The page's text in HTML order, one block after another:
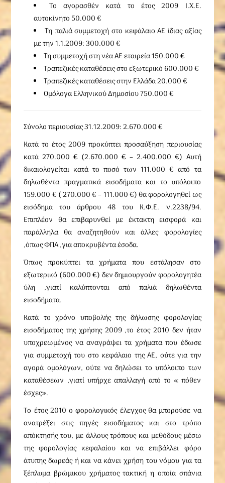
Το αγορασθέν κατά το έτος 2009 Ι.Χ.Ε.
αυτοκίνητο 50.000 €
Τη παλιά συμμετοχή στο κεφάλαιο ΑΕ ίδιας αξίας
με την 1.1.2009: 300.000 €
Τη συμμετοχή στη νέα ΑΕ εταιρεία 150.000 €
Τραπεζικές καταθέσεις στο εξωτερικό 600.000 €
Τραπεζικές καταθέσεις στην Ελλάδα 20.000 €
Ομόλογα Ελληνικού Δημοσίου 750.000 €
Σύνολο περιουσίας 31.12.2009: 2.670.000 €
Κατά το έτος 2009 προκύπτει προσαύξηση περιουσίας
κατά 270.000 € (2.670.000 € – 2.400.000 €) Αυτή
δικαιολογείται κατά το ποσό των 111.000 € από τα
δηλωθέντα πραγματικά εισοδήματα και το υπόλοιπο
159.000 € ( 270.000 € – 111.000 €) θα φορολογηθεί ως
εισόδημα του άρθρου 48 του Κ.Φ.Ε. ν.2238/94.
Επιπλέον θα επιβαρυνθεί με έκτακτη εισφορά και
παράλληλα θα αναζητηθούν και άλλες φορολογίες
,όπως ΦΠΑ ,για αποκρυβέντα έσοδα.
Όπως προκύπτει τα χρήματα που εστάλησαν στο
εξωτερικό (600.000 €) δεν δημιουργούν φορολογητέα
ύλη ,γιατί καλύπτονται από παλιά δηλωθέντα
εισοδήματα.
Κατά το χρόνο υποβολής της δήλωσης φορολογίας
εισοδήματος της χρήσης 2009 ,το έτος 2010 δεν ήταν
υποχρεωμένος να αναγράψει τα χρήματα που έδωσε
για συμμετοχή του στο κεφάλαιο της ΑΕ, ούτε για την
αγορά ομολόγων, ούτε να δηλώσει το υπόλοιπο των
καταθέσεων ,γιατί υπήρχε απαλλαγή από το « πόθεν
έσχες».
Το έτος 2010 ο φορολογικός έλεγχος θα μπορούσε να
ανατρέξει στις πηγές εισοδήματος και στο τρόπο
απόκτησής του, με άλλους τρόπους και μεθόδους μέσω
της φορολογίας κεφαλαίου και να επιβάλλει φόρο
άτυπης δωρεάς ή και να κάνει χρήση του νόμου για τα
ξέπλυμα βρώμικου χρήματος τακτική η οποία σπάνια